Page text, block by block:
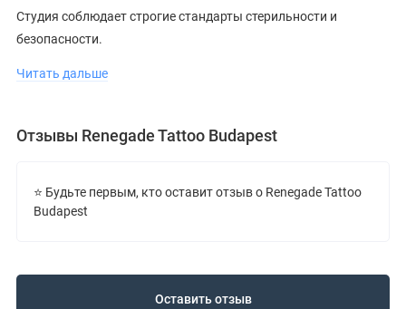
Студия соблюдает строгие стандарты стерильности и
безопасности.
Рекомендуется ознакомиться с портфолио и отзывами перед
Читать дальше
Отзывы Renegade Tattoo Budapest
⭐ Будьте первым, кто оставит отзыв о Renegade Tattoo
Budapest
Оставить отзыв